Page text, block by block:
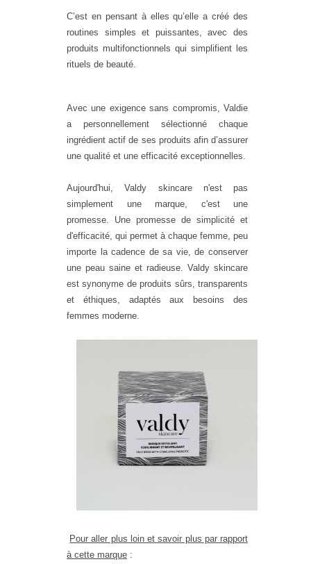
C’est en pensant à elles qu’elle a créé des
routines simples et puissantes, avec des
produits multifonctionnels qui simplifient les
rituels de beauté.
Avec une exigence sans compromis, Valdie
a personnellement sélectionné chaque
ingrédient actif de ses produits afin d’assurer
une qualité et une efficacité exceptionnelles.
Aujourd'hui, Valdy skincare n'est pas
simplement une marque, c'est une
promesse. Une promesse de simplicité et
d'efficacité, qui permet à chaque femme, peu
importe la cadence de sa vie, de conserver
une peau saine et radieuse. Valdy skincare
est synonyme de produits sûrs, transparents
et éthiques, adaptés aux besoins des
femmes moderne.
Pour aller plus loin et savoir plus par rapport
à cette marque :